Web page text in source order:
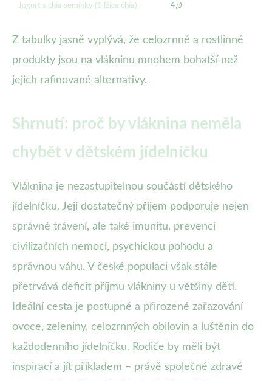
Jogurt s chia semínky (1 lžíce chia) 4,0
Z tabulky jasně vyplývá, že celozrnné a rostlinné
produkty jsou na vlákninu mnohem bohatší než
jejich rafinované alternativy.
Shrnutí: proč by vláknina neměla
chybět v dětském jídelníčku
Vláknina je nezastupitelnou součástí dětského
jídelníčku. Její dostatečný příjem podporuje nejen
správné trávení, ale také imunitu, prevenci
civilizačních nemocí, psychickou pohodu a
správnou váhu. V české populaci však stále
přetrvává deficit příjmu vlákniny u většiny dětí.
Ideální cesta je postupné a přirozené zařazování
ovoce, zeleniny, celozrnných obilovin a luštěnin do
každodenního jídelníčku. Rodiče by měli být
inspirací a jít příkladem – právě společné zdravé